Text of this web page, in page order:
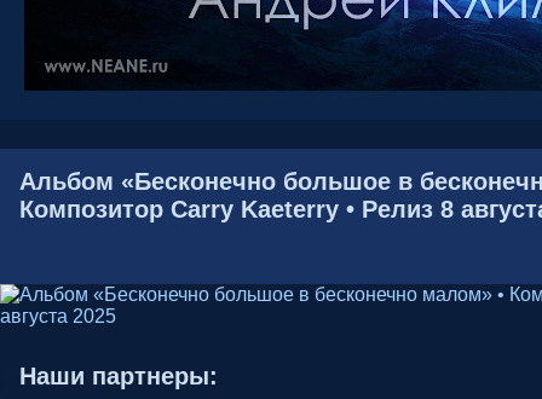
Альбом «Бесконечно большое в
Композитор Carry Kaeterry • Релиз 8
Наши партнеры: